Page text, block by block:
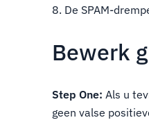
8. De SPAM-
Bewerk
Step One: Als u
geen valse